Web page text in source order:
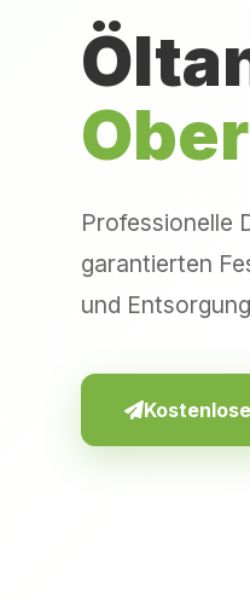
Professionelle
garantierten
und